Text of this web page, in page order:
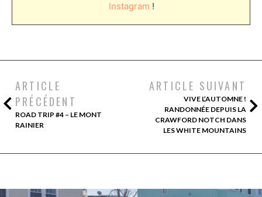
Instagram !
ARTICLE
PRÉCÉDENT
ROAD TRIP #4 – LE MONT
RAINIER
ARTICLE SUIVANT
VIVE L’AUTOMNE !
RANDONNÉE DEPUIS LA
CRAWFORD NOTCH DANS
LES WHITE MOUNTAINS